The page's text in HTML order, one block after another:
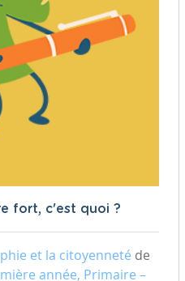
fort, c'est quoi ?
et la citoyenneté de
année, Primaire –